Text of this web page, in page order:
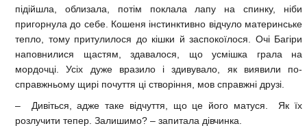
підійшла, облизала, потім поклала лапу на спинку, ніби
пригорнула до себе. Кошеня інстинктивно відчуло материнське
тепло, тому притулилося до кішки й заспокоїлося. Очі Багіри
наповнилися щастям, здавалося, що усмішка грала на
мордочці. Усіх дуже вразило і здивувало, як виявили по-
справжньому щирі почуття ці створіння, мов справжні друзі.
– Дивіться, адже таке відчуття, що це його матуся. Як їх
розлучити тепер. Залишимо? – запитала дівчинка.